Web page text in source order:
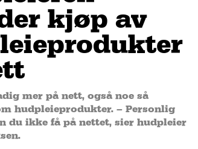
kjøp av
mer på nett, også noe så
hudpleieprodukter. – Personlig
du ikke få på nettet, sier hudpleier